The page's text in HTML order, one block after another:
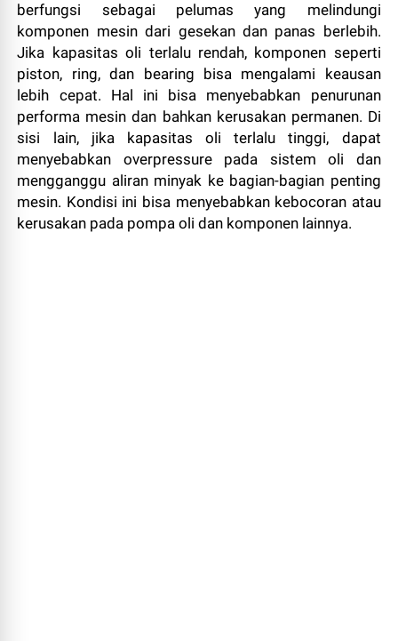
berfungsi sebagai pelumas yang melindungi
komponen mesin dari gesekan dan panas berlebih.
Jika kapasitas oli terlalu rendah, komponen seperti
piston, ring, dan bearing bisa mengalami keausan
lebih cepat. Hal ini bisa menyebabkan penurunan
performa mesin dan bahkan kerusakan permanen. Di
sisi lain, jika kapasitas oli terlalu tinggi, dapat
menyebabkan overpressure pada sistem oli dan
mengganggu aliran minyak ke bagian-bagian penting
mesin. Kondisi ini bisa menyebabkan kebocoran atau
kerusakan pada pompa oli dan komponen lainnya.